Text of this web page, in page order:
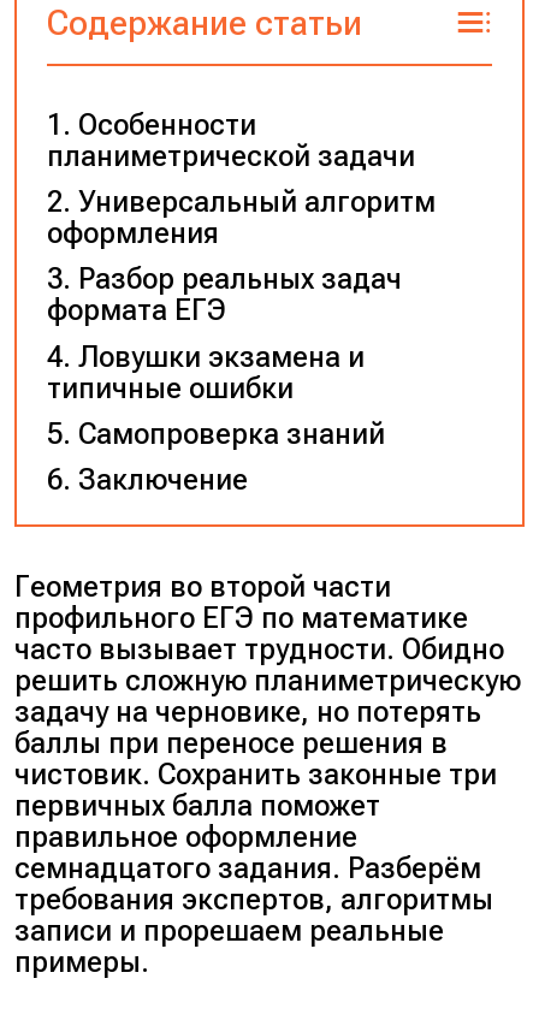
Содержание статьи
Особенности
планиметрической задачи
Универсальный алгоритм
оформления
Разбор реальных задач
формата ЕГЭ
Ловушки экзамена и
типичные ошибки
Самопроверка знаний
Заключение
Геометрия во второй части
профильного ЕГЭ по математике
часто вызывает трудности. Обидно
решить сложную планиметрическую
задачу на черновике, но потерять
баллы при переносе решения в
чистовик. Сохранить законные три
первичных балла поможет
правильное оформление
семнадцатого задания. Разберём
требования экспертов, алгоритмы
записи и прорешаем реальные
примеры.